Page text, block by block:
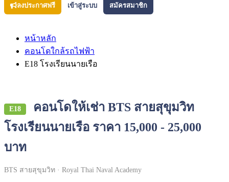
ลงประกาศฟรี เข้าสู่ระบบ สมัครสมาชิก
หน้าหลัก
คอนโดใกล้รถไฟฟ้า
E18 โรงเรียนนายเรือ
E18
คอนโดให้เช่า BTS สายสุขุมวิท
โรงเรียนนายเรือ ราคา 15,000 - 25,000
บาท
BTS สายสุขุมวิท · Royal Thai Naval Academy